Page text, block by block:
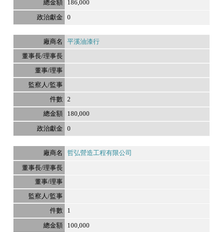
186,000
0
平溪油漆行
2
180,000
0
哲弘營造工程有限公司
1
100,000